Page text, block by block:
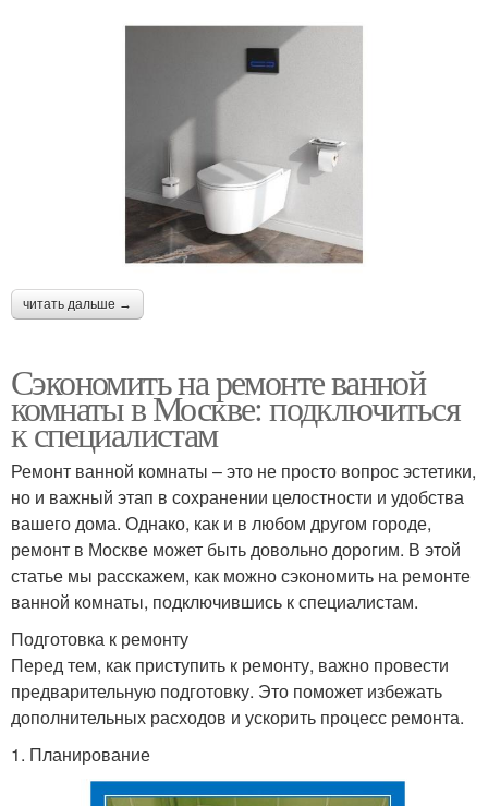
читать дальше →
Сэкономить на ремонте ванной
комнаты в Москве: подключиться
к специалистам
Ремонт ванной комнаты – это не просто вопрос эстетики,
но и важный этап в сохранении целостности и удобства
вашего дома. Однако, как и в любом другом городе,
ремонт в Москве может быть довольно дорогим. В этой
статье мы расскажем, как можно сэкономить на ремонте
ванной комнаты, подключившись к специалистам.
Подготовка к ремонту
Перед тем, как приступить к ремонту, важно провести
предварительную подготовку. Это поможет избежать
дополнительных расходов и ускорить процесс ремонта.
1. Планирование